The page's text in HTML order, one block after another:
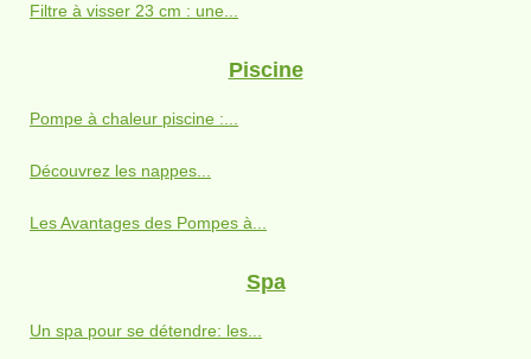
Filtre à visser 23 cm : une...
Piscine
Pompe à chaleur piscine :...
Découvrez les nappes...
Les Avantages des Pompes à...
Spa
Un spa pour se détendre: les...